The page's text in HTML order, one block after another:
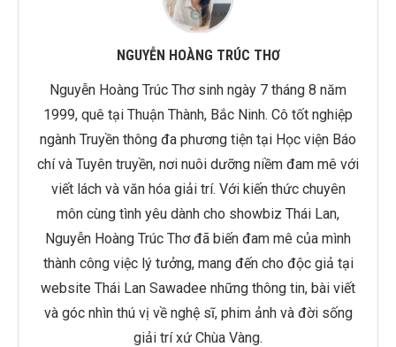
NGUYỄN HOÀNG TRÚC THƠ
Nguyễn Hoàng Trúc Thơ sinh ngày 7 tháng 8 năm
1999, quê tại Thuận Thành, Bắc Ninh. Cô tốt nghiệp
ngành Truyền thông đa phương tiện tại Học viện Báo
chí và Tuyên truyền, nơi nuôi dưỡng niềm đam mê với
viết lách và văn hóa giải trí. Với kiến thức chuyên
môn cùng tình yêu dành cho showbiz Thái Lan,
Nguyễn Hoàng Trúc Thơ đã biến đam mê của mình
thành công việc lý tưởng, mang đến cho độc giả tại
website Thái Lan Sawadee những thông tin, bài viết
và góc nhìn thú vị về nghệ sĩ, phim ảnh và đời sống
giải trí xứ Chùa Vàng.